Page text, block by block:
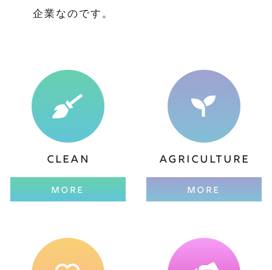
企業なのです。
CLEAN
MORE
AGRICULTURE
MORE